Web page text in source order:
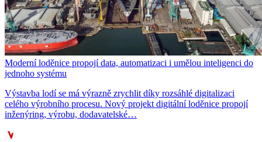
Moderní loděnice propojí data, automatizaci i umělou inteligenci do
jednoho systému
Výstavba lodí se má výrazně zrychlit díky rozsáhlé digitalizaci
celého výrobního procesu. Nový projekt digitální loděnice propojí
inženýring, výrobu, dodavatelské…